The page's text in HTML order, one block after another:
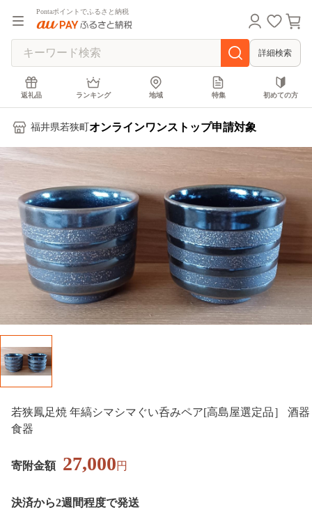
Pontaポイントでふるさと納税
詳細検索
返礼品 ランキング 地域 特集 初めての方
福井県若狭町 オンラインワンストップ申請対象
若狭鳳足焼 年縞シマシマぐい呑みペア[高島屋選定品］ 酒器
食器
寄附金額 27,000円
決済から2週間程度で発送